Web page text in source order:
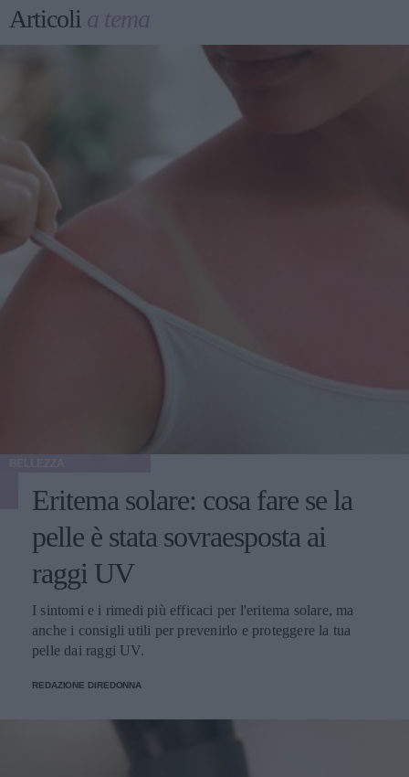
Articoli a tema
Eritema solare: cosa fare se la
pelle è stata sovraesposta ai
raggi UV
I sintomi e i rimedi più efficaci per l'eritema solare, ma
anche i consigli utili per prevenirlo e proteggere la tua
pelle dai raggi UV.
REDAZIONE DIREDONNA